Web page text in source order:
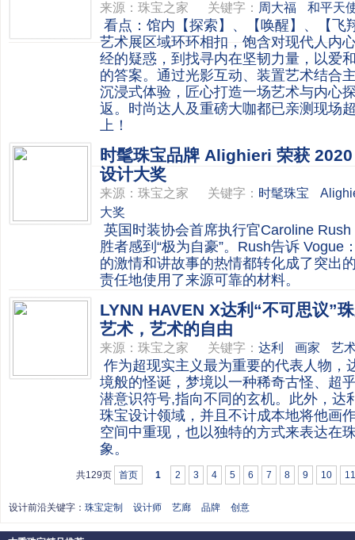
来源： 珠宝之家 关键字： 周大福 和平天
看点：馆内【探索】、【唤醒】、【飞
艺术展区域环环相扣，饱含对现代人内
经的疑惑，到找寻内在坚韧力量，以爱
的答案。通过光影互动、装置艺术结合
沉浸式体验，匠心打造一场艺术与内心
返。时尚达人及重磅大咖都已亲测现场
上！
时髦珠宝品牌 Alighieri 荣获
设计大奖
来源： 珠宝之家 关键字： 时髦珠宝
大奖
英国时装协会首席执行官Caroline
胜者感到“极为自豪”。Rush告诉 Vogue
的激情和讲故事的热情都转化成了突出
责任地使用了来源可靠的材料。
LYNN HAVEN X达利“不可思议”
艺术，艺术的自由
来源： 珠宝之家 关键字： 达利 画家 艺
作为超现实主义最为重要的代表人物，
境般的怪诞，梦境以一种稀奇古怪、超
潜意识符号,指向不同的玄机。此外，达
珠宝设计领域，并且不计成本地将他画
空间中重现，也以独特的方式来表达在
象。
共129页 首页 1 2 3 4 5 6 7 8 9 10 11
设计前沿关键字： 珠宝定制 设计师 艺廊 品牌 创意